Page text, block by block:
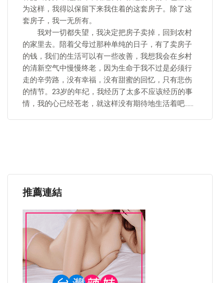
为这样，我得以保留下来我住着的这套房子。除了这
套房子，我一无所有。
我对一切都失望，我决定把房子卖掉，回到农村
的家里去。陪着父母过那种单纯的日子，有了卖房子
的钱，我们的生活可以有一些改善，我想我会在乡村
的清新空气中慢慢终老，因为生命于我不过是必须行
走的辛劳路，没有幸福，没有甜蜜的回忆，只有悲伤
的情节。23岁的年纪，我经历了太多不应该经历的事
情，我的心已经苍老，就这样没有期待地生活着吧……
推薦連結